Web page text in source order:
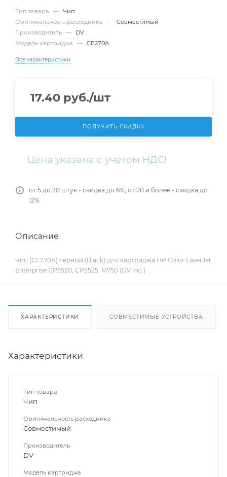
Тип товара — Чип
Оригинальность расходника
— Совместимый
Производитель —
DV
Модель картриджа
— CE270A
Все характеристики
17.40 руб./шт
ПОЛУЧИТЬ СКИДКУ
Цена указана с учетом НДС!
от 5 до 20 штук - скидка до 6%, от 20 и более - скидка до
12%
Описание
Чип (CE270A) черный (Black) для картриджа HP Color LaserJet
Enterprise CP5520, CP5525, M750 (DV Inc.)
ХАРАКТЕРИСТИКИ СОВМЕСТИМЫЕ УСТРОЙСТВА
Характеристики
Тип товара
Чип
Оригинальность расходника
Совместимый
Производитель
DV
Модель картриджа